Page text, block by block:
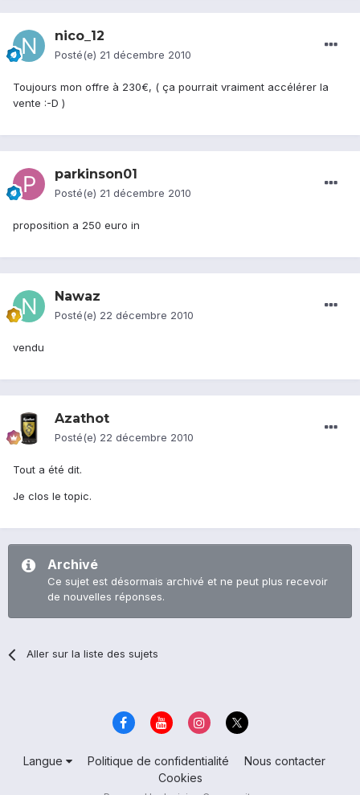
nico_12
Posté(e) 21 décembre 2010
Toujours mon offre à 230€, ( ça pourrait vraiment accélérer la
vente :-D )
parkinson01
Posté(e) 21 décembre 2010
proposition a 250 euro in
Nawaz
Posté(e) 22 décembre 2010
vendu
Azathot
Posté(e) 22 décembre 2010
Tout a été dit.
Je clos le topic.
Archivé
Ce sujet est désormais archivé et ne peut plus recevoir
de nouvelles réponses.
Aller sur la liste des sujets
Langue Politique de confidentialité
Nous contacter
Cookies